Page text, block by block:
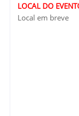
LOCAL DO
Local em breve